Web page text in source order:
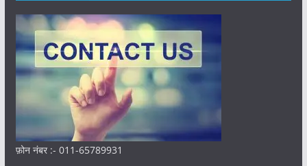
फ़ोन नंबर :- 011-65789931